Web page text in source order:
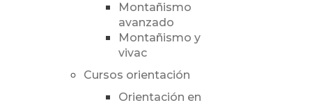
Montañismo
avanzado
Montañismo y
vivac
Cursos orientación
Orientación en